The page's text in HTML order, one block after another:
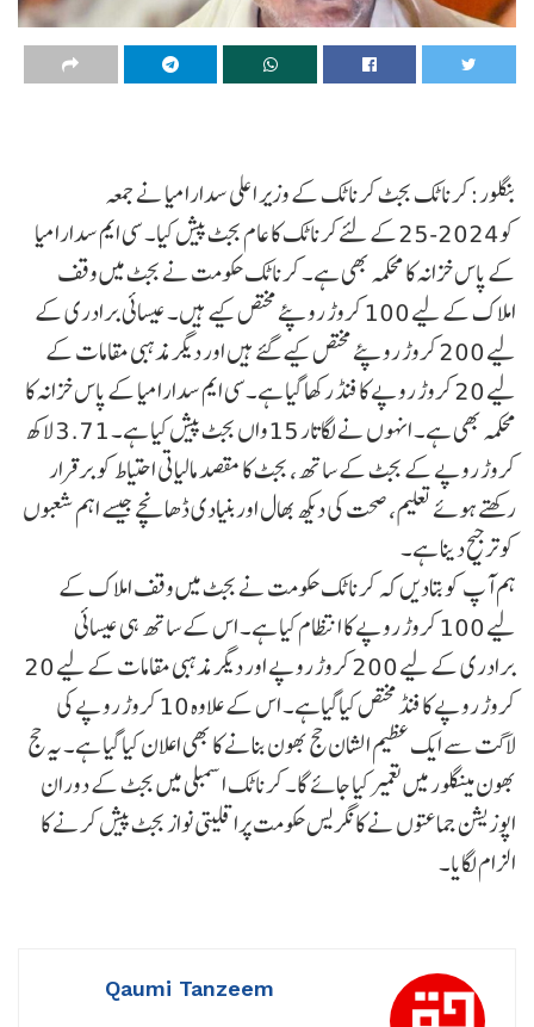
بنگلور:کرناٹک بجٹ کرناٹک کے وزیر اعلی سدارامیا نے جمعہ
کو2024-25کے لئےکرناٹک کا عام بجٹ پیش کیا۔ سی ایم سدارامیا
کے پاس خزانہ کا محکمہ بھی ہے۔ کرناٹک حکومت نے بجٹ میں وقف
املاک کے لیے 100 کروڑ روپئے مختص کیے ہیں۔ عیسائی برادری کے
لیے 200 کروڑ روپئے مختص کیے گئے ہیں اور دیگر مذہبی مقامات کے
لیے 20 کروڑ روپے کا فنڈ رکھا گیا ہے۔سی ایم سدارامیا کے پاس خزانہ کا
محکمہ بھی ہے۔ انہوں نے لگاتار 15واں بجٹ پیش کیا ہے۔ 3.71 لاکھ
کروڑ روپے کے بجٹ کے ساتھ، بجٹ کا مقصد مالیاتی احتیاط کو برقرار
رکھتے ہوئے تعلیم، صحت کی دیکھ بھال اور بنیادی ڈھانچے جیسے اہم شعبوں
کو ترجیح دینا ہے۔
ہم آپ کو بتادیں کہ کرناٹک حکومت نے بجٹ میں وقف املاک کے
لیے 100 کروڑ روپے کا انتظام کیا ہے۔ اس کے ساتھ ہی عیسائی
برادری کے لیے 200 کروڑ روپے اور دیگر مذہبی مقامات کے لیے 20
کروڑ روپے کا فنڈ مختص کیاگیاہے۔ اس کے علاوہ 10 کروڑ روپے کی
لاگت سے ایک عظیم الشان حج بھون بنانے کا بھی اعلان کیا گیا ہے۔ یہ حج
بھون مینگلور میں تعمیر کیا جائے گا۔ کرناٹک اسمبلی میں بجٹ کے دوران
اپوزیشن جماعتوں نے کانگریس حکومت پراقلیتی نواز بجٹ پیش کرنے کا
الزام لگایا۔
Qaumi Tanzeem